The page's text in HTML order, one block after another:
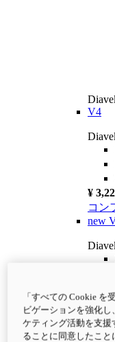
Diavel
V4
¥
コン
new
コン
new
「すべての Cookie を
ビゲーションを強化
ケティング活動を支援
ることに同意したこと